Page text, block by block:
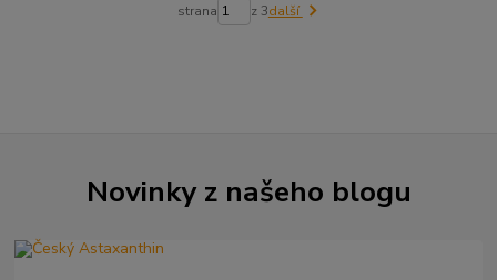
strana z 3další
Novinky z našeho blogu